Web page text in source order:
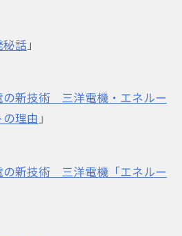
話 」
の新技術 三洋電機・エネルー
理由 」
の新技術 三洋電機「エネルー